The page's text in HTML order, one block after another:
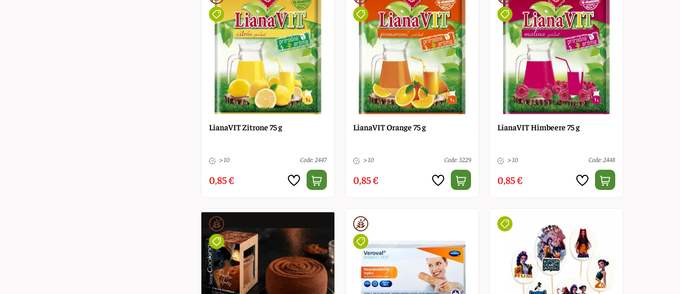
LianaVIT Zitrone 75 g
> 10 Code: 2447
0,85 €
LianaVIT Orange 75 g
> 10 Code: 3229
0,85 €
LianaVIT Himbeere 75 g
> 10 Code: 2448
0,85 €